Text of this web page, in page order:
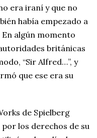
era iraní y que no
había empezado a
En algún momento
británicas
“Sir Alfred…”, y
que ese era su
de Spielberg
los derechos de su